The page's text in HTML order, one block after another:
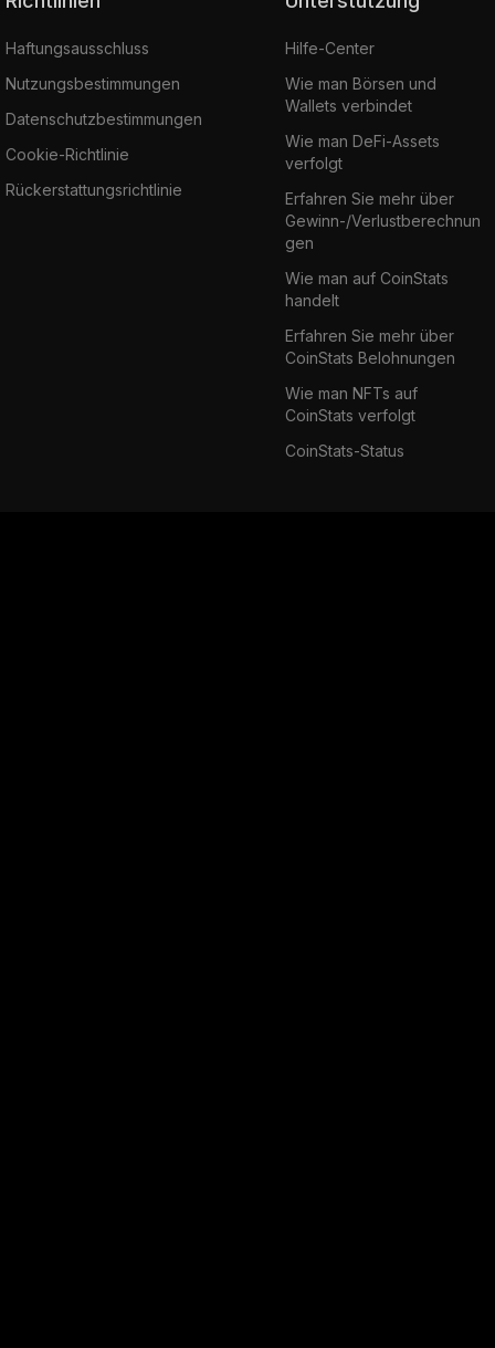
Haftungsausschluss
Nutzungsbestimmungen
Datenschutzbestimmungen
Cookie-Richtlinie
Rückerstattungsrichtlinie
Hilfe-Center
Wie man Börsen und
Wallets verbindet
Wie man DeFi-Assets
verfolgt
Erfahren Sie mehr über
Gewinn-/Verlustberechnun
gen
Wie man auf CoinStats
handelt
Erfahren Sie mehr über
CoinStats Belohnungen
Wie man NFTs auf
CoinStats verfolgt
CoinStats-Status